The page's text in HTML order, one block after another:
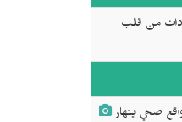
من قلب
صحي ينهار